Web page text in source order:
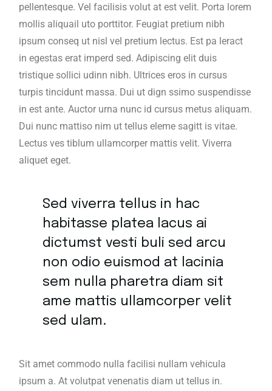
pellentesque. Vel facilisis volut at est velit. Porta lorem
mollis aliquail uto porttitor. Feugiat pretium nibh
ipsum conseq ut nisl vel pretium lectus. Est pa leract
in egestas erat imperd sed. Adipiscing elit duis
tristique sollici udinn nibh. Ultrices eros in cursus
turpis tincidunt massa. Dui ut dign ssimo suspendisse
in est ante. Auctor urna nunc id cursus metus aliquam.
Dui nunc mattiso nim ut tellus eleme sagitt is vitae.
Lectus ves tiblum ullamcorper mattis velit. Viverra
aliquet eget.
Sed viverra tellus in hac
habitasse platea lacus ai
dictumst vesti buli sed arcu
non odio euismod at lacinia
sem nulla pharetra diam sit
ame mattis ullamcorper velit
sed ulam.
Sit amet commodo nulla facilisi nullam vehicula
ipsum a. At volutpat venenatis diam ut tellus in.